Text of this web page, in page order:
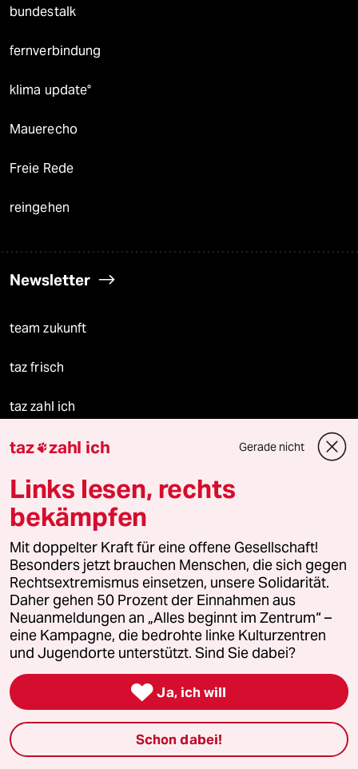
bundestalk
fernverbindung
klima update°
Mauerecho
Freie Rede
reingehen
Newsletter
team zukunft
taz frisch
taz zahl ich
taz lab Infobrief
Veranstaltungen
Demnächst
Vor Ort
Live im Stream
Vergangene
taz lab 2027
taz zahl ich Gerade nicht
Links lesen, rechts
bekämpfen
Mit doppelter Kraft für eine offene Gesellschaft!
Besonders jetzt brauchen Menschen, die sich gegen
Rechtsextremismus einsetzen, unsere Solidarität.
Daher gehen 50 Prozent der Einnahmen aus
Neuanmeldungen an „Alles beginnt im Zentrum“ –
eine Kampagne, die bedrohte linke Kulturzentren
und Jugendorte unterstützt. Sind Sie dabei?
 Ja, ich will
Schon dabei!